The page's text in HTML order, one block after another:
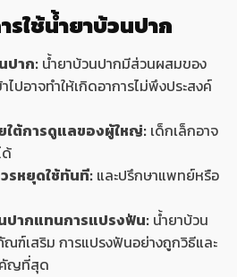
รใช้น้ำยาบ้วนปาก
ปาก: น้ำยาบ้วนปากมีส่วนผสมของ
ไปอาจทำให้เกิดอาการไม่พึงประสงค์
ใต้การดูแลของผู้ใหญ่: เด็กเล็กอาจ
รหยุดใช้ทันที: และปรึกษาแพทย์หรือ
ปากแทนการแปรงฟัน: น้ำยาบ้วน
ฑ์เสริม การแปรงฟันอย่างถูกวิธีและ
คัญที่สุด